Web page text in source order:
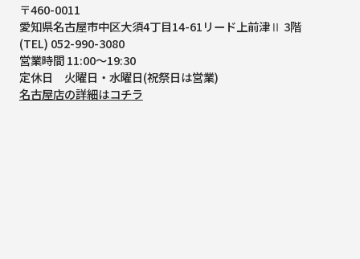
〒460-0011
愛知県名古屋市中区大須4丁目14-61リード上前津Ⅱ 3階
(TEL) 052-990-3080
営業時間 11:00～19:30
定休日 火曜日・水曜日(祝祭日は営業)
名古屋店の詳細はコチラ